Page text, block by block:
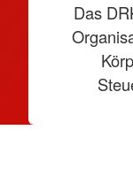
Das